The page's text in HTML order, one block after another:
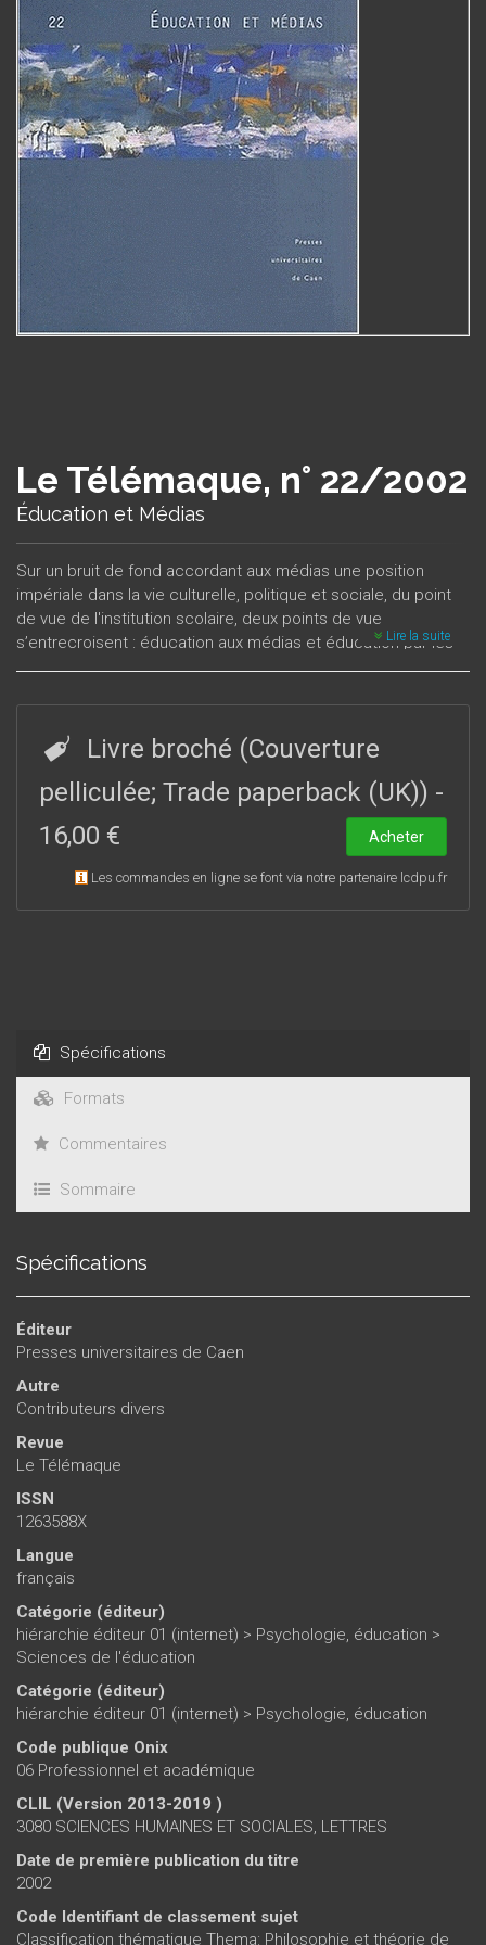
Le Télémaque, n° 22/2002
Éducation et Médias
Sur un bruit de fond accordant aux médias une position
impériale dans la vie culturelle, politique et sociale, du point
de vue de l'institution scolaire, deux points de vue
s’entrecroisent : éducation aux médias et éducation par les
médias. Le dossier rappelle les orientations ministérielles
technologies, s’interroge sur la notion même de « nouveauté
», et, sans ignorer les cédéroms et les merveilles
informatiques, s’arrête peut-être davantage sur la place
occupée par la télévision dans cette déjà longue histoire.
Lire la suite
Livre broché (Couverture
pelliculée; Trade paperback (UK)) -
16,00 €
Acheter
Les commandes en ligne se font via notre partenaire lcdpu.fr
Spécifications
Formats
Commentaires
Sommaire
Spécifications
Éditeur
Presses universitaires de Caen
Autre
Contributeurs divers
Revue
Le Télémaque
ISSN
1263588X
Langue
français
Catégorie (éditeur)
hiérarchie éditeur 01 (internet) > Psychologie, éducation >
Sciences de l'éducation
Catégorie (éditeur)
hiérarchie éditeur 01 (internet) > Psychologie, éducation
Code publique Onix
06 Professionnel et académique
CLIL (Version 2013-2019 )
3080 SCIENCES HUMAINES ET SOCIALES, LETTRES
Date de première publication du titre
2002
Code Identifiant de classement sujet
Classification thématique Thema: Philosophie et théorie de